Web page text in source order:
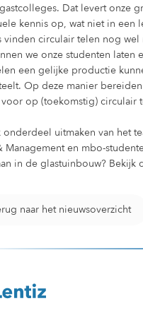
Dat levert onze
kennis op, wat niet in een
vinden circulair telen nog wel
we onze studenten laten
een gelijke productie
teelt. Op deze manier
op (toekomstig) circulair
uitmaken van het
Management en mbo-
in de glastuinbouw? Bekijk
naar het nieuwsoverzicht